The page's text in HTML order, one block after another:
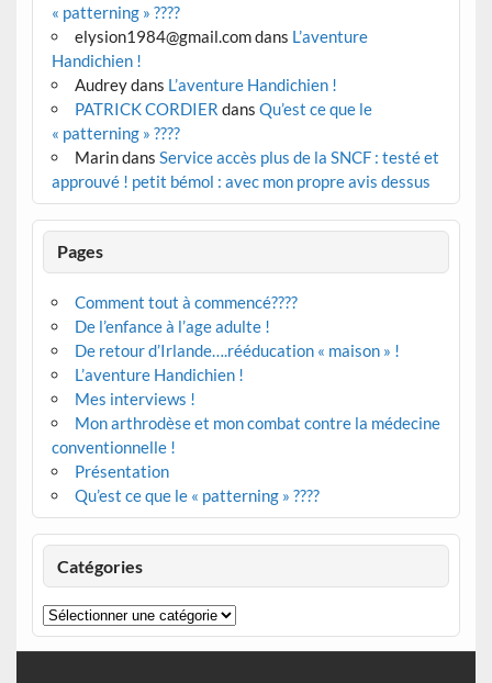
« patterning » ????
elysion1984@gmail.comdans L’aventure
Handichien !
Audreydans L’aventure Handichien !
PATRICK CORDIER dans Qu’est ce que le
« patterning » ????
Marindans Service accès plus de la SNCF : testé et
approuvé ! petit bémol : avec mon propre avis dessus
Pages
Comment tout à commencé????
De l’enfance à l’age adulte !
De retour d’Irlande….rééducation « maison » !
L’aventure Handichien !
Mes interviews !
Mon arthrodèse et mon combat contre la médecine
conventionnelle !
Présentation
Qu’est ce que le « patterning » ????
Catégories
Catégories